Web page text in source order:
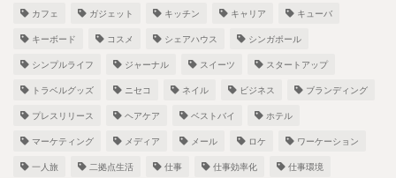
カフェ ガジェット キッチン キャリア キューバ
キーボード コスメ シェアハウス シンガポール
シンプルライフ ジャーナル スイーツ スタートアップ
トラベルグッズ ニセコ ネイル ビジネス ブランディング
プレスリリース ヘアケア ベストバイ ホテル
マーケティング メディア メール ロケ ワーケーション
一人旅 二拠点生活 仕事 仕事効率化 仕事環境